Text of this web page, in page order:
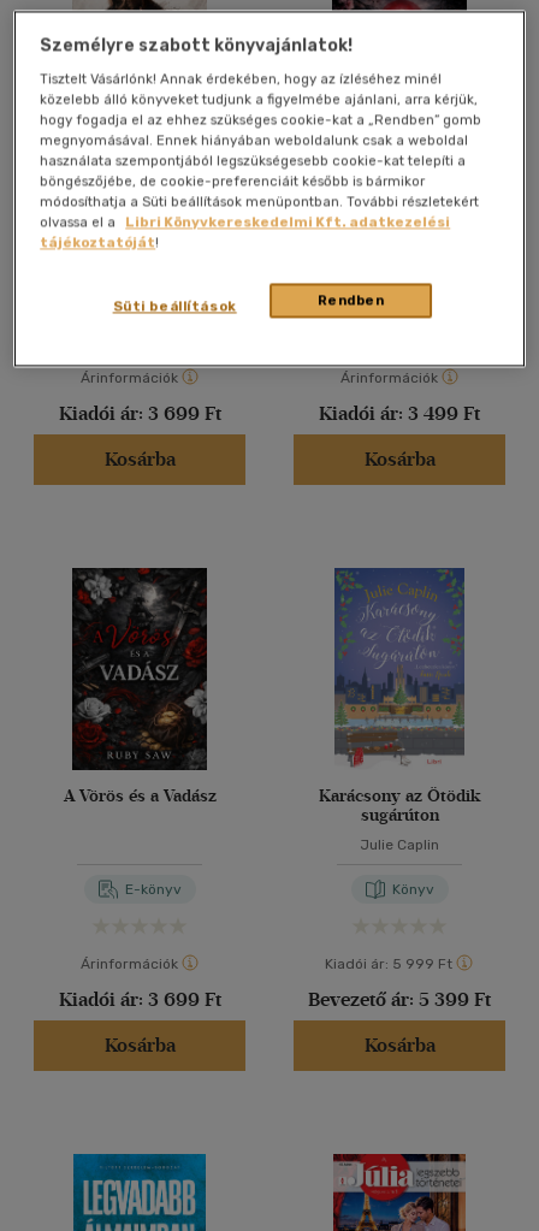
Amerikai angol(1)
Angol (387)
Francia(19)
Német (76)
Olasz(16)
(954)
(35)
Kucing
E-könyv
Árinformációk
Kiadói ár: 3 699 Ft
Kosárba
Néma Sikoly
Árinformációk
Kiadói ár: 3 499 Ft
Kosárba
A Vörös és a Vadász
E-könyv
Árinformációk
Kiadói ár: 3 699 Ft
Kosárba
Karácsony az Ötödik
sugárúton
Julie Caplin
Könyv
Kiadói ár: 5 999 Ft
Bevezető ár: 5 399 Ft
Kosárba
Személyre szabott könyvajánlatok!
Tisztelt Vásárlónk! Annak érdekében, hogy az ízléséhez minél
közelebb álló könyveket tudjunk a figyelmébe ajánlani, arra kérjük,
hogy fogadja el az ehhez szükséges cookie-kat a „Rendben” gomb
megnyomásával. Ennek hiányában weboldalunk csak a weboldal
használata szempontjából legszükségesebb cookie-kat telepíti a
böngészőjébe, de cookie-preferenciáit később is bármikor
módosíthatja a Süti beállítások menüpontban. További részletekért
olvassa el a
Libri Könyvkereskedelmi Kft. adatkezelési
tájékoztatóját!
Rendben
Süti beállítások